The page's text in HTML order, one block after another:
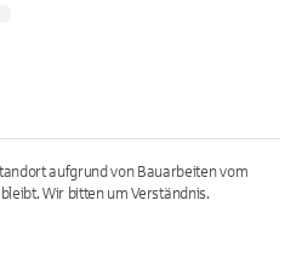
aufgrund von Bauarbeiten vom
Wir bitten um Verständnis.